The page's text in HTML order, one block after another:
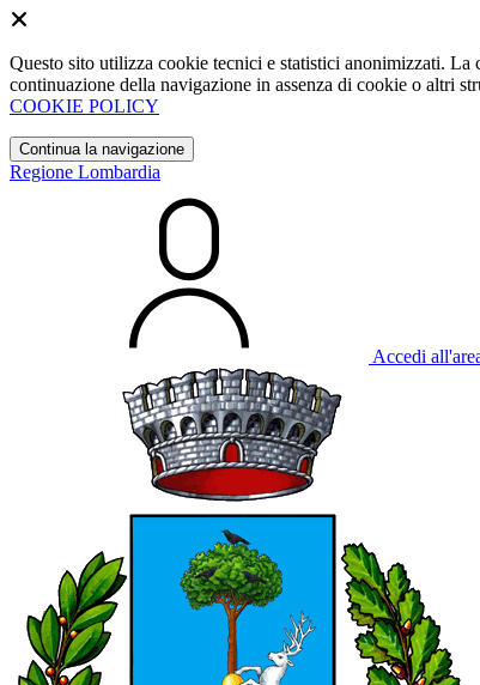
Questo sito utilizza cookie tecnici e statistici anonimizzati.
continuazione della navigazione in assenza di cookie o altri
COOKIE POLICY
Continua la navigazione
Regione Lombardia
Accedi